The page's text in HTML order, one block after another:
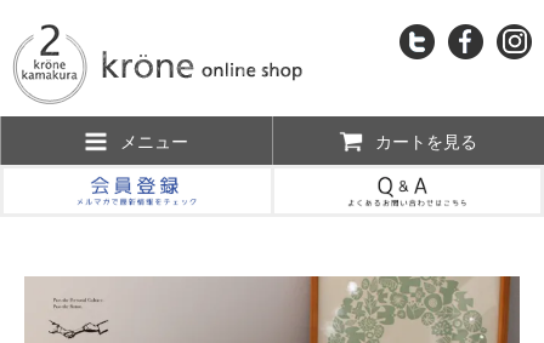
メニュー カートを見る